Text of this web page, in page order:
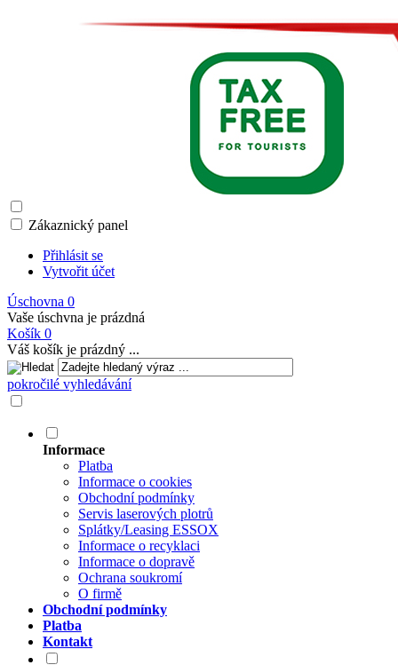
Zákaznický panel
Přihlásit se
Vytvořit účet
Úschovna 0
Vaše úschvna je prázdná
Košík 0
Váš košík je prázdný ...
pokročilé vyhledávání
Informace
Platba
Informace o cookies
Obchodní podmínky
Servis laserových plotrů
Splátky/Leasing ESSOX
Informace o recyklaci
Informace o dopravě
Ochrana soukromí
O firmě
Obchodní podmínky
Platba
Kontakt